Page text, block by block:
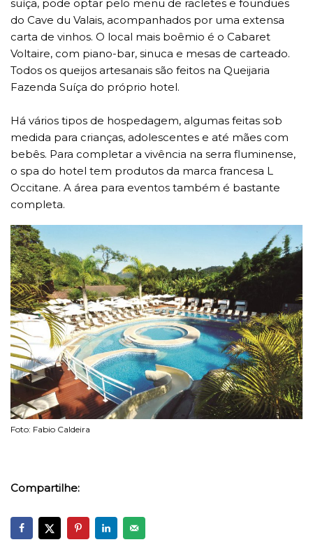
suíça, pode optar pelo menu de racletes e foundues
do Cave du Valais, acompanhados por uma extensa
carta de vinhos. O local mais boêmio é o Cabaret
Voltaire, com piano-bar, sinuca e mesas de carteado.
Todos os queijos artesanais são feitos na Queijaria
Fazenda Suíça do próprio hotel.
Há vários tipos de hospedagem, algumas feitas sob
medida para crianças, adolescentes e até mães com
bebês. Para completar a vivência na serra fluminense,
o spa do hotel tem produtos da marca francesa L
́Occitane. A área para eventos também é bastante
completa.
Foto: Fabio Caldeira
Compartilhe: